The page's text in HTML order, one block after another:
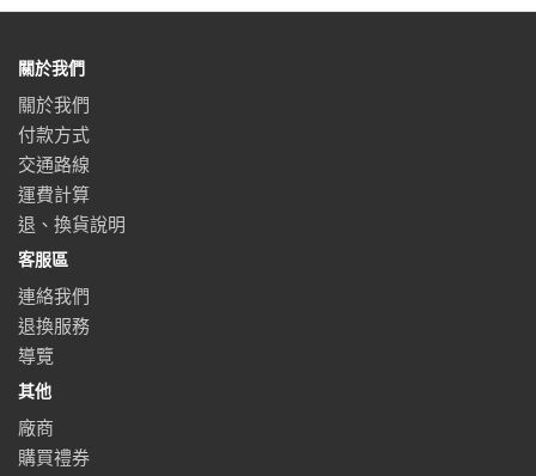
關於我們
關於我們
付款方式
交通路線
運費計算
退、換貨說明
客服區
連絡我們
退換服務
導覽
其他
廠商
購買禮券